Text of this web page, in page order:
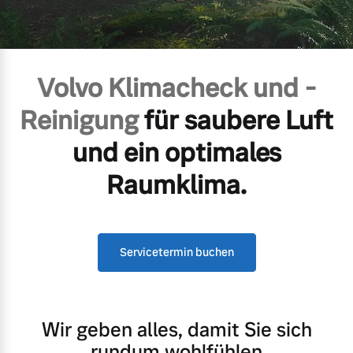
Mild-Hybrid
Geschäftskunden
Konnektivität
Angebot anfragen
Volvo Gebrauchtwagenbörse
Volvo kauft Ihr Auto
Aktuelle Zubehörangebote
Aktuelle Serviceangebote
Kontakt und Anfahrt
Kooperationspartner
Unsere News & Events
Volvo Klimacheck und -
Reinigungfür saubere Luft
und ein optimales
Raumklima.
Servicetermin buchen
Wir geben alles, damit Sie sich